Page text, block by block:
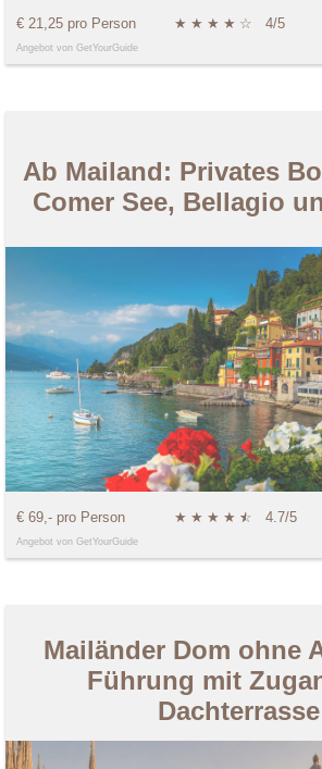
€ 21,25 pro Person ★ ★ ★ ★ ☆ 4/5
Angebot von GetYourGuide
Ab Mailand: Privates
Comer See, Bellagio
€ 69,- pro Person ★ ★ ★ ★ ★
☆ 4.7/5
Angebot von GetYourGuide
Mailänder Dom ohne
Führung mit
Dachterrasse